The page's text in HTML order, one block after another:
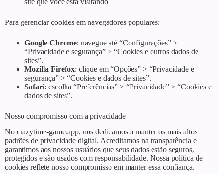
Para gerenciar cookies em navegadores populares:
Google Chrome: navegue até “Configurações” >
“Privacidade e segurança” > “Cookies e outros dados de
sites”.
Mozilla Firefox: clique em “Opções” > “Privacidade e
segurança” > “Cookies e dados de sites”.
Safari: escolha “Preferências” > “Privacidade” > “Cookies e
dados de sites”.
Nosso compromisso com a privacidade
No crazytime-game.app, nos dedicamos a manter os mais altos
padrões de privacidade digital. Acreditamos na transparência e
garantimos aos nossos usuários que seus dados estão seguros,
protegidos e são usados com responsabilidade. Nossa política de
cookies reflete nosso compromisso em manter essa confiança.